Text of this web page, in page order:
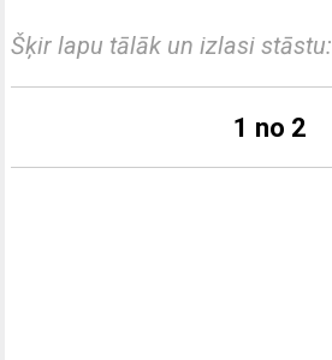
Šķir lapu tālāk un izlasi stāstu:
1 no 2